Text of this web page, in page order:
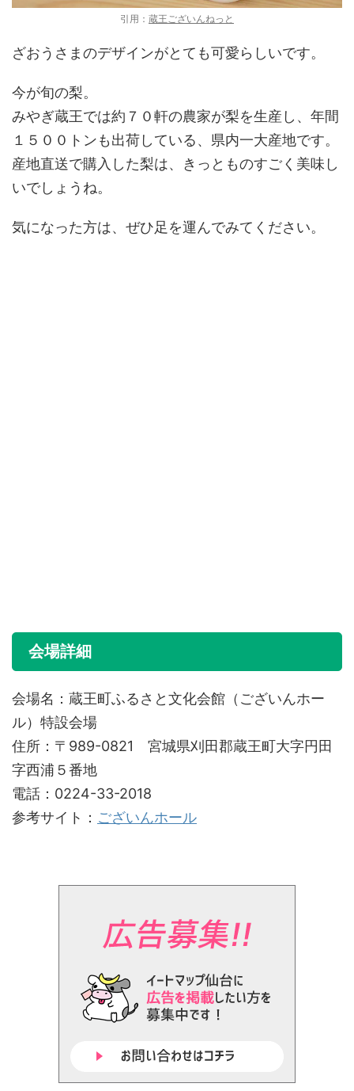
引用： 蔵王ございんねっと
ざおうさまのデザインがとても可愛らしいです。
今が旬の梨。
みやぎ蔵王では約７０軒の農家が梨を生産し、年間
１５００トンも出荷している、県内一大産地です。
産地直送で購入した梨は、きっとものすごく美味し
いでしょうね。
気になった方は、ぜひ足を運んでみてください。
会場詳細
会場名：蔵王町ふるさと文化会館（ございんホー
ル）特設会場
住所：〒989-0821 宮城県刈田郡蔵王町大字円田
字西浦５番地
電話：0224-33-2018
参考サイト： ございんホール